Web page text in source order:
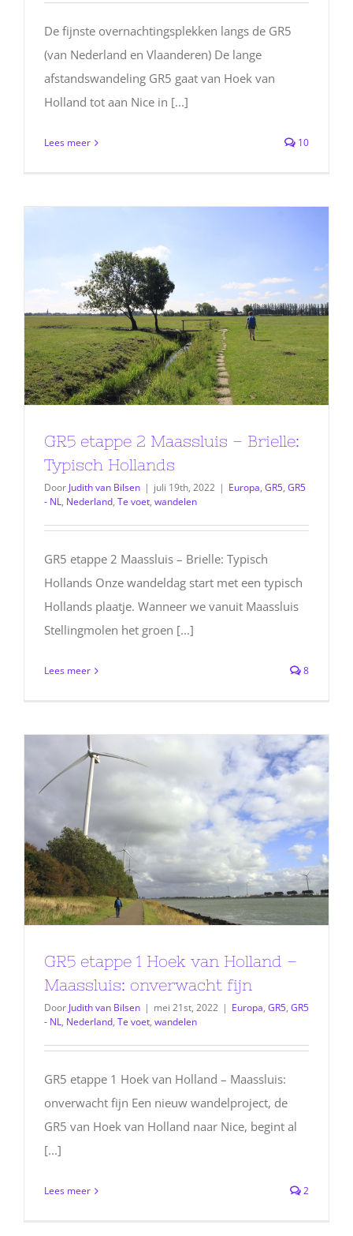
De fijnste overnachtingsplekken langs de GR5
(van Nederland en Vlaanderen) De lange
afstandswandeling GR5 gaat van Hoek van
Holland tot aan Nice in [...]
Lees meer 10
GR5 etappe 2 Maassluis – Brielle:
Typisch Hollands
Door Judith van Bilsen | juli 19th, 2022 | Europa, GR5, GR5
- NL, Nederland, Te voet, wandelen
GR5 etappe 2 Maassluis – Brielle: Typisch
Hollands Onze wandeldag start met een typisch
Hollands plaatje. Wanneer we vanuit Maassluis
Stellingmolen het groen [...]
Lees meer 8
GR5 etappe 1 Hoek van Holland –
Maassluis: onverwacht fijn
Door Judith van Bilsen | mei 21st, 2022 | Europa, GR5, GR5
- NL, Nederland, Te voet, wandelen
GR5 etappe 1 Hoek van Holland – Maassluis:
onverwacht fijn Een nieuw wandelproject, de
GR5 van Hoek van Holland naar Nice, begint al
[...]
Lees meer 2